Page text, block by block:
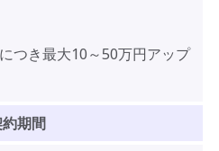
つき最大10～50万円アップ
期間